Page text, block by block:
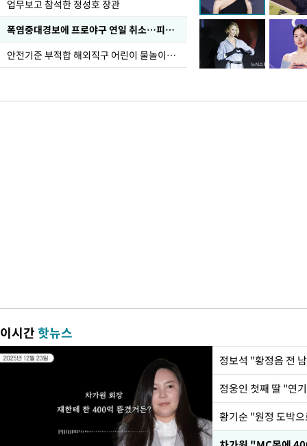
업무보고 참석한 정성호 장관
폭염중대경보에 프로야구 연일 취소…피칭 연습장 '52도'
안전기준 부적합 해외직구 어린이 물놀이용품 판매 중단 요청한 서울시
이시간핫뉴스
정웅인 첫째 딸 "연
황기순 "원정 도박